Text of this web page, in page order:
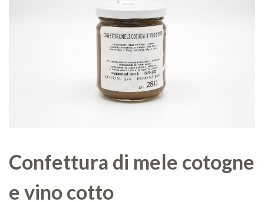
Confettura di mele cotogne
e vino cotto